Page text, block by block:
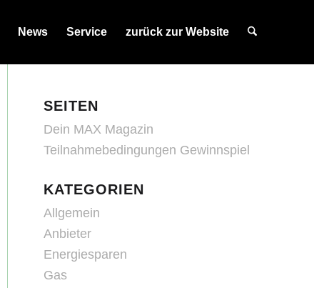
News Service zurück zur Website
SEITEN
Dein MAX Magazin
Teilnahmebedingungen Gewinnspiel
KATEGORIEN
Allgemein
Anbieter
Energiesparen
Gas